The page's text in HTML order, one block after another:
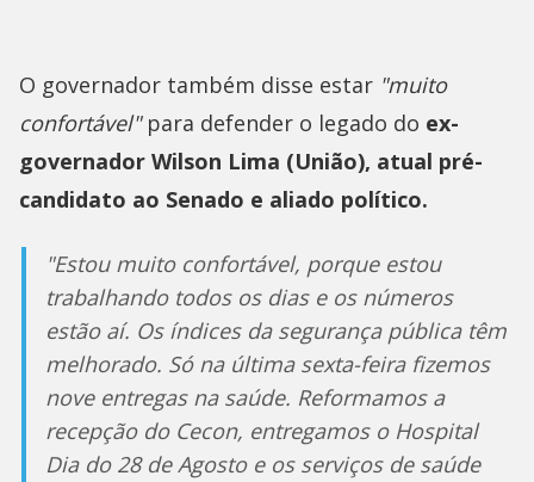
O governador também disse estar "muito
confortável"para defender o legado do ex-
governador Wilson Lima (União), atual pré-
candidato ao Senado e aliado político.
"Estou muito confortável, porque estou
trabalhando todos os dias e os números
estão aí. Os índices da segurança pública têm
melhorado. Só na última sexta-feira fizemos
nove entregas na saúde. Reformamos a
recepção do Cecon, entregamos o Hospital
Dia do 28 de Agosto e os serviços de saúde